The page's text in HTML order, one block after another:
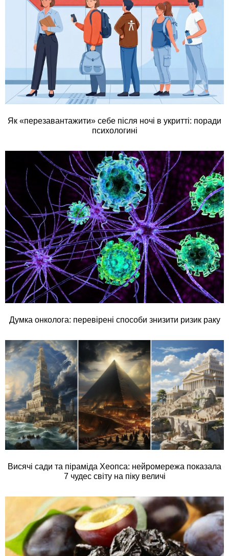
Як «перезавантажити» себе після ночі в укритті: поради
психологині
Думка онколога: перевірені способи знизити ризик раку
Висячі сади та піраміда Хеопса: нейромережа показала
7 чудес світу на піку величі